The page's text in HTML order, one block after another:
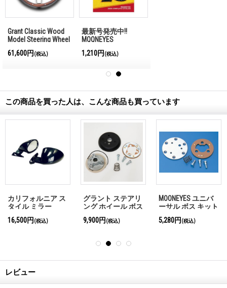
Grant Classic Wood
Model Steering Wheel
61,600円 (税込)
最新号発売中!!
MQQNEYES
Magazine No.28 2026
1,210円 (税込)
この商品を買った人は、こんな商品も買っています
カリフォルニア ス
タイル ミラー
16,500円 (税込)
グラント ステアリ
ング ホイール ボス
GB3000番代
9,900円 (税込)
MOONEYES ユニバ
ーサル ボス キット
5,280円 (税込)
レビュー